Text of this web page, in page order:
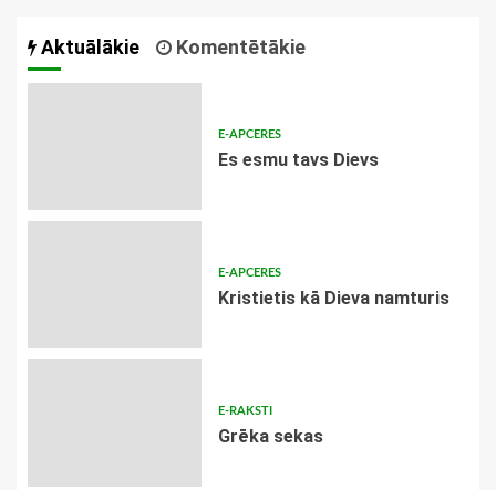
Aktuālākie Komentētākie
E-APCERES
Es esmu tavs Dievs
E-APCERES
Kristietis kā Dieva namturis
E-RAKSTI
Grēka sekas